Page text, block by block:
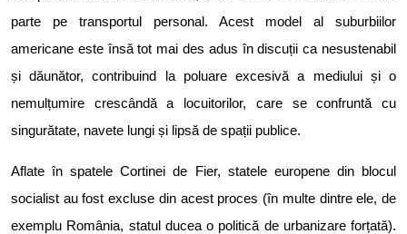
parte pe transportul personal. Acest model al suburbiilor
americane este însă tot mai des adus în discuții ca nesustenabil
și dăunător, contribuind la poluare excesivă a mediului și o
nemulțumire crescândă a locuitorilor, care se confruntă cu
singurătate, navete lungi și lipsă de spații publice.
Aflate în spatele Cortinei de Fier, statele europene din blocul
socialist au fost excluse din acest proces (în multe dintre ele, de
exemplu România, statul ducea o politică de urbanizare forțată).